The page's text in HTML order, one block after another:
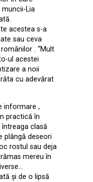
Lia
acestea s-a
sau ceva
. ‘‘Mult
ul acestei
a noii
cu adevărat
informare ,
practică în
clasă
plângă deseori
rostul sau deja
mereu în
și de o lipsă